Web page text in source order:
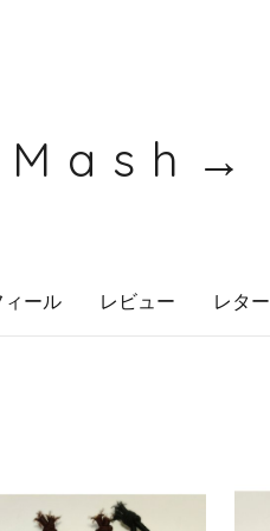
ィール レビュー レター